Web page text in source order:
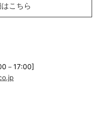
こちら
－17:00]